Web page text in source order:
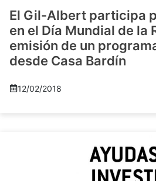
El Gil-Albert participa
en el Día Mundial de la
emisión de un
desde Casa Bardín
12/02/2018